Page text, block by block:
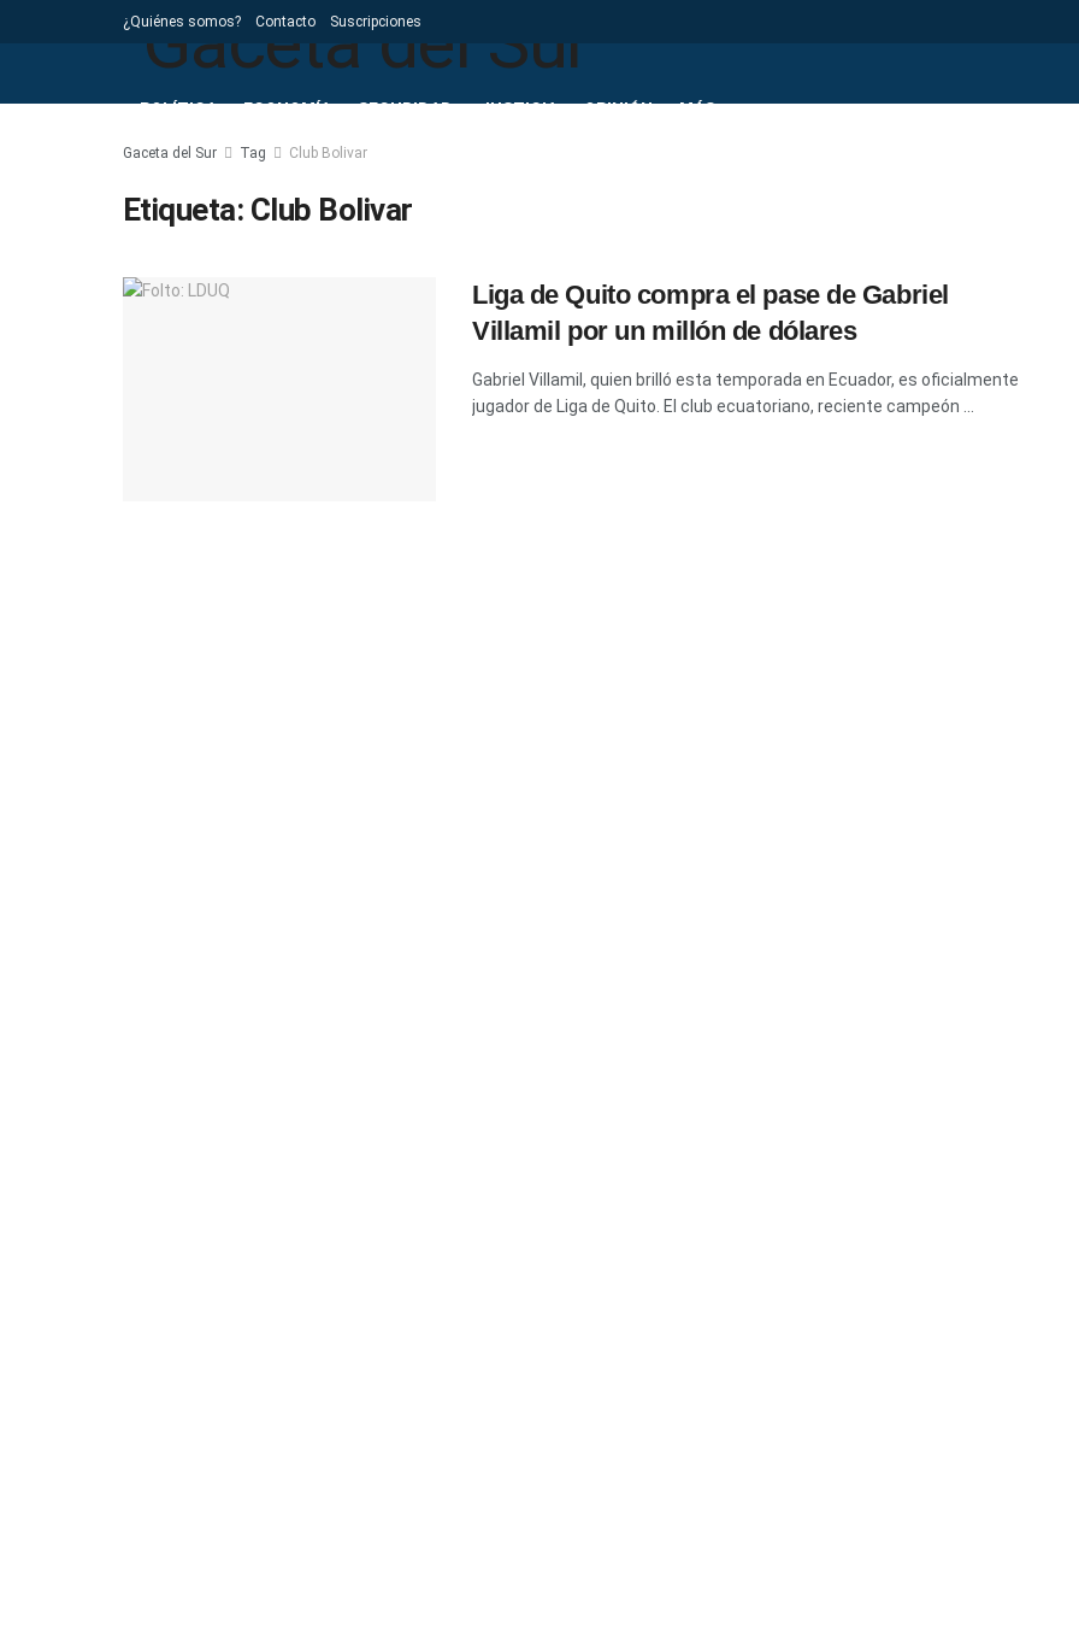
¿Quiénes somos? Contacto Suscripciones
POLÍTICA ECONOMÍA SEGURIDAD JUSTICIA OPINIÓN MÁS
Gaceta del Sur Tag Club Bolivar
Etiqueta: Club Bolivar
Liga de Quito compra el pase de Gabriel
Villamil por un millón de dólares
Gabriel Villamil, quien brilló esta temporada en Ecuador, es oficialmente
jugador de Liga de Quito. El club ecuatoriano, reciente campeón ...